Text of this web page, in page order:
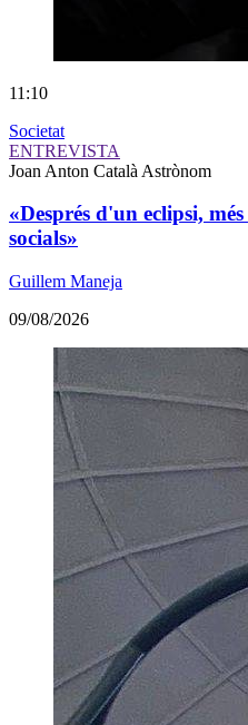
11:10
Societat
ENTREVISTA
Joan Anton Català Astrònom
«Després d'un eclipsi,
socials»
Guillem Maneja
09/08/2026